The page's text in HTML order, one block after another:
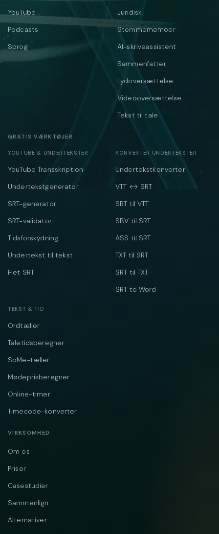
YouTube
Podcasts
Sprog
Juridisk
Stemmememoer
AI-skriveassistent
Sammenfatter
Lydoversættelse
Videooversættelse
Tekst til tale
GRATIS VÆRKTØJER
YOUTUBE & UNDERTEKSTER
YouTube Transskription
Undertekstgenerator
SRT-generator
SRT-validator
Tidsforskydning
Undertekst til tekst
Flet SRT
KONVERTER UNDERTEKSTER
Undertekstkonverter
VTT ↔ SRT
SRT til VTT
SBV til SRT
ASS til SRT
TXT til SRT
SRT til TXT
SRT to Word
TEKST & TID
Ordtæller
Taletidsberegner
SoMe-tæller
Mødeprisberegner
Online-timer
Timecode-konverter
VIRKSOMHED
Om os
Priser
Casestudier
Sammenlign
Alternativer